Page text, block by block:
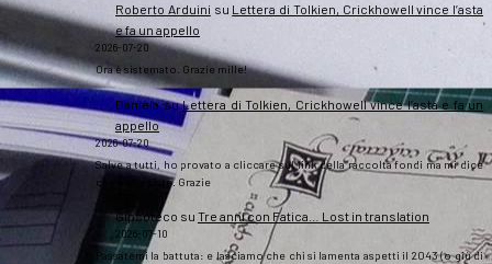
Roberto Arduini su Lettera di Tolkien, Crickhowell vince l’asta
e fa un appello
2026-07-20
Ora è sistemato. Grazie mille!
DanielasuLettera di Tolkien, Crickhowell vince l’asta e fa un
appello
2026-07-20
Salve a tutti, ho provato a cliccare sul link della raccolta fondi ma mi dice
che non esiste. Grazie
Gipsoteco su Tre anni con Fatica… Lost in translation
2026-07-10
Passatemi la battuta: e lasciamo che chi si lamenta aspetti il 2043 (o giù di